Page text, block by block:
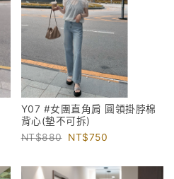
Y07 #女團直角肩 圓領掛脖棉
背心(墊不可拆)
880
750